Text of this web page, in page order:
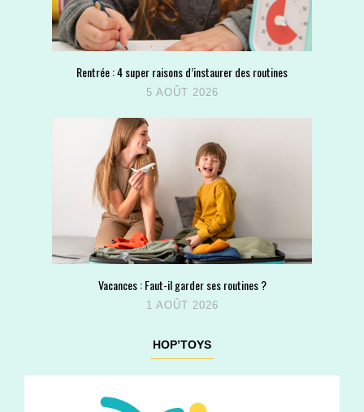
Rentrée : 4 super raisons d’instaurer des routines
5 AOÛT 2026
Vacances : Faut-il garder ses routines ?
1 AOÛT 2026
HOP’TOYS